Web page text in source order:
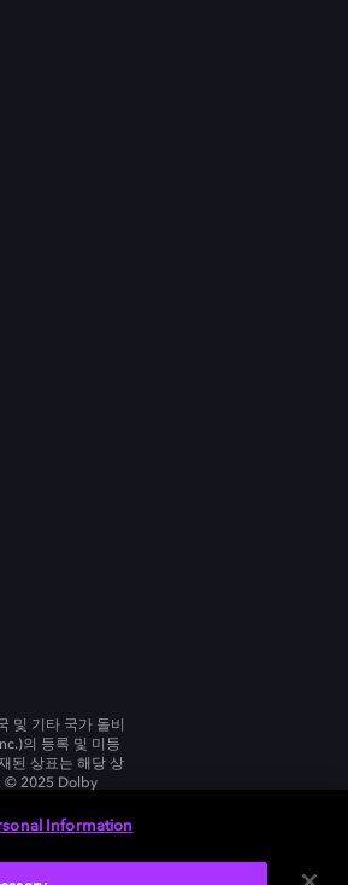
및 기타 국가 돌비
의 등록 및 미등
된 상표는 해당 상
© 2025 Dolby
Information